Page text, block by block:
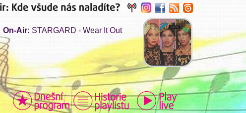
On-Air: STARGARD - Wear It Out